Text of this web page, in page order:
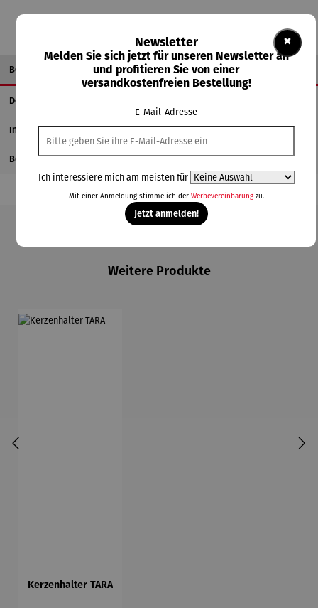
Beschreibung
Details
Informationen zum Hersteller
Bewertungen
Weitere Produkte
Kerzenhalter TARA
×
Newsletter
Melden Sie sich jetzt für unseren Newsletter an
und profitieren Sie von einer
versandkostenfreien Bestellung!
E-Mail-Adresse
Ich interessiere mich am meisten für
Mit einer Anmeldung stimme ich der Werbevereinbarungzu.
Jetzt anmelden!